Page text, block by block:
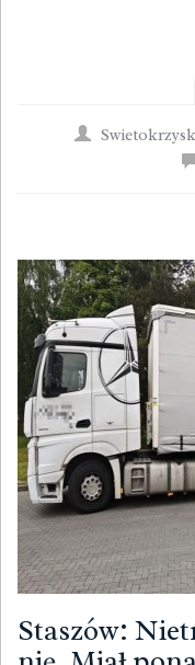
Staszów: